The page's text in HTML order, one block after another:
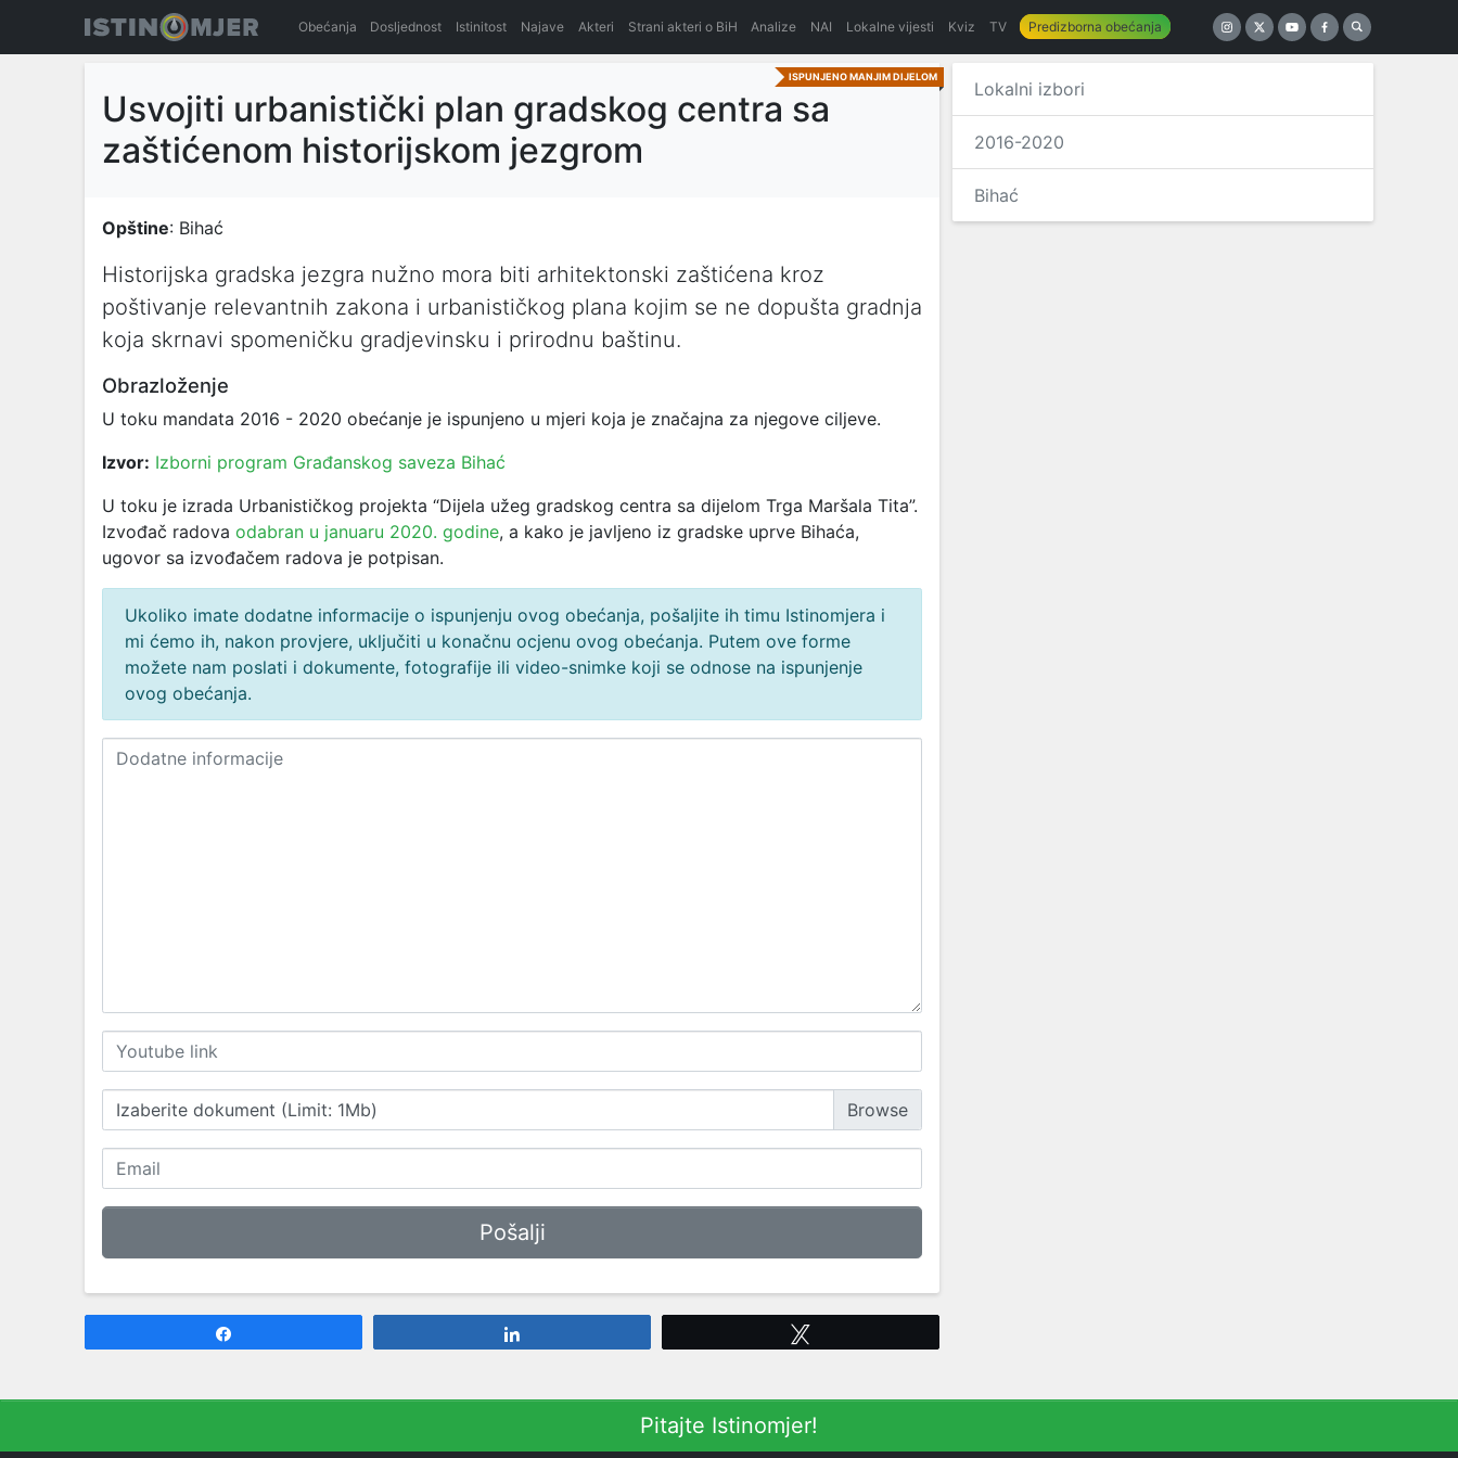
Obećanja Dosljednost Istinitost Najave Akteri Strani akteri o BiH Analize NAI Lokalne vijesti Kviz TV Predizborna obećanja
ISPUNJENO MANJIM DIJELOM
Usvojiti urbanistički plan gradskog centra sa
zaštićenom historijskom jezgrom
Opštine: Bihać
Historijska gradska jezgra nužno mora biti arhitektonski zaštićena kroz
poštivanje relevantnih zakona i urbanističkog plana kojim se ne dopušta gradnja
koja skrnavi spomeničku gradjevinsku i prirodnu baštinu.
Obrazloženje
U toku mandata 2016 - 2020 obećanje je ispunjeno u mjeri koja je značajna za njegove ciljeve.
Izvor: Izborni program Građanskog saveza Bihać
U toku je izrada Urbanističkog projekta “Dijela užeg gradskog centra sa dijelom Trga Maršala Tita”.
Izvođač radova odabran u januaru 2020. godine, a kako je javljeno iz gradske uprve Bihaća,
ugovor sa izvođačem radova je potpisan.
Ukoliko imate dodatne informacije o ispunjenju ovog obećanja, pošaljite ih timu Istinomjera i
mi ćemo ih, nakon provjere, uključiti u konačnu ocjenu ovog obećanja. Putem ove forme
možete nam poslati i dokumente, fotografije ili video-snimke koji se odnose na ispunjenje
ovog obećanja.
Izaberite dokument (Limit: 1Mb)
Lokalni izbori
2016-2020
Bihać
Pitajte Istinomjer!